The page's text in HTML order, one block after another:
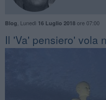
Blog Lunedì 16 Luglio 2018ore 07:00
Il 'Va' pensiero' vola